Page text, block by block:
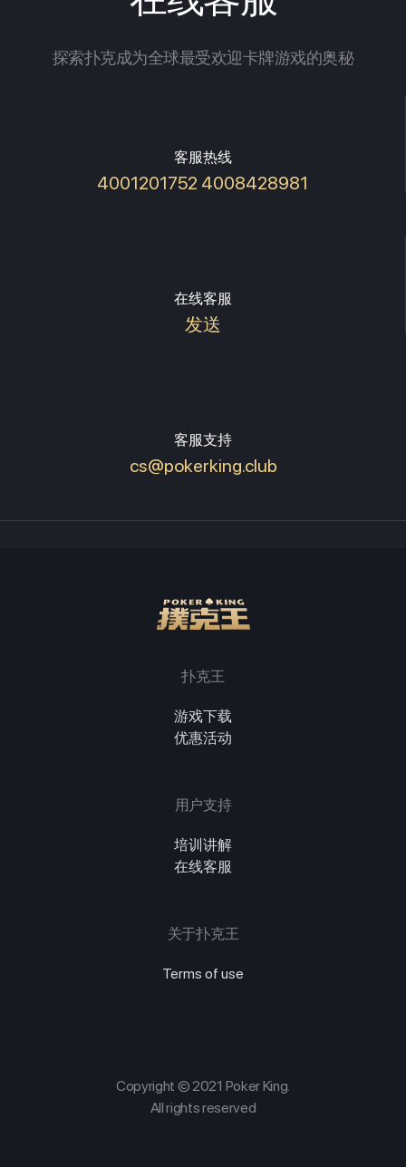
探索扑克成为全球最受欢迎卡牌游戏的奥秘
客服热线
4001201752 4008428981
在线客服
发送
客服支持
cs@pokerking.club
扑克王
游戏下载
优惠活动
用户支持
培训讲解
在线客服
关于扑克王
Terms of use
Copyright © 2021 Poker King.
All rights reserved